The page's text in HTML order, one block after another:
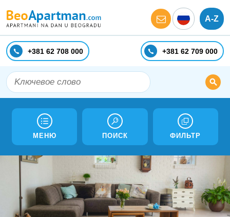
A-Z
+381 62 708 000 +381 62 709 000
МЕНЮ ПОИСК ФИЛЬТР